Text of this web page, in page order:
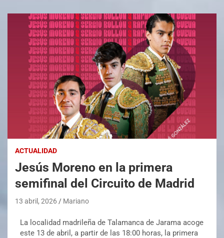
ACTUALIDAD
Jesús Moreno en la primera
semifinal del Circuito de Madrid
13 abril, 2026 Mariano
La localidad madrileña de Talamanca de Jarama acoge
este 13 de abril, a partir de las 18:00 horas, la primera